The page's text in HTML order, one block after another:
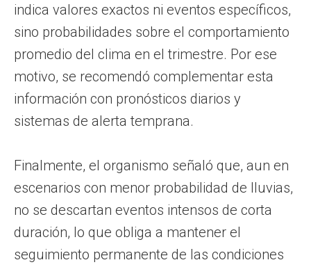
indica valores exactos ni eventos específicos,
sino probabilidades sobre el comportamiento
promedio del clima en el trimestre. Por ese
motivo, se recomendó complementar esta
información con pronósticos diarios y
sistemas de alerta temprana.
Finalmente, el organismo señaló que, aun en
escenarios con menor probabilidad de lluvias,
no se descartan eventos intensos de corta
duración, lo que obliga a mantener el
seguimiento permanente de las condiciones